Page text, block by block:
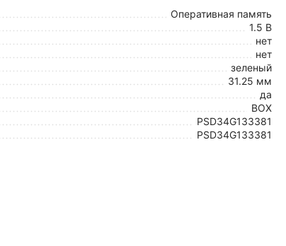
Оперативная память
1.5 В
нет
нет
зеленый
31.25 мм
да
BOX
PSD34G133381
PSD34G133381